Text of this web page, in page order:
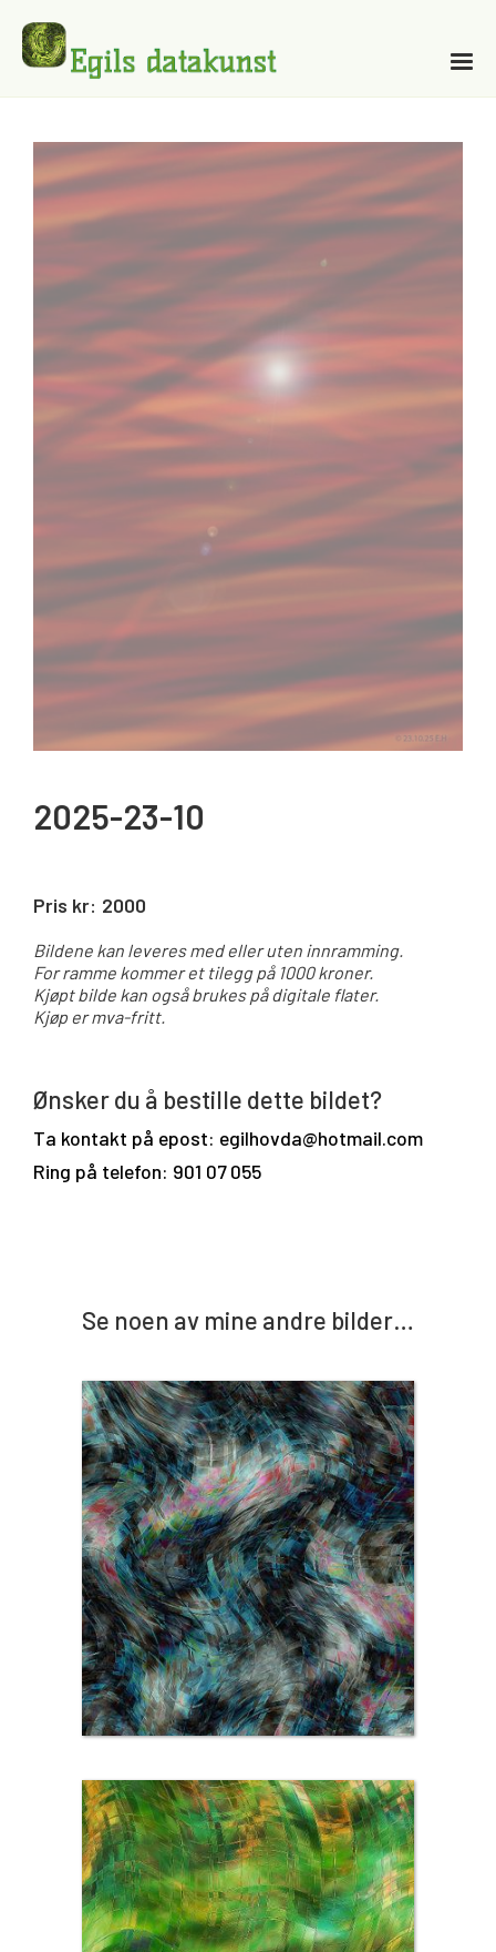
2025-23-10
Pris kr: 2000
Bildene kan leveres med eller uten innramming.
For ramme kommer et tilegg på 1000 kroner.
Kjøpt bilde kan også brukes på digitale flater.
Kjøp er mva-fritt.
Ønsker du å bestille dette bildet?
Ta kontakt på epost: egilhovda@hotmail.com
Ring på telefon: 901 07 055
Se noen av mine andre bilder…